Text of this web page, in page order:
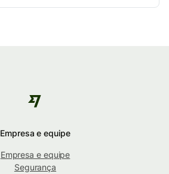
Empresa e equipe
Empresa e equipe
Segurança